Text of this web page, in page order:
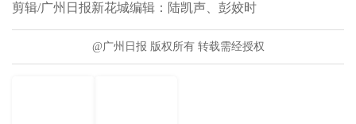
剪辑/广州日报新花城编辑：陆凯声、彭姣时
@广州日报 版权所有 转载需经授权